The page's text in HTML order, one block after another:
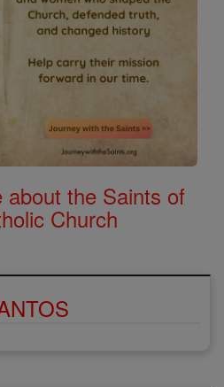
about the Saints of
Church